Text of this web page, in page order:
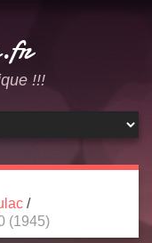
!!!
/
(1945)